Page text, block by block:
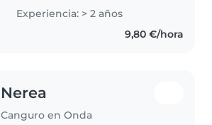
edad preescolar y escolar. Me
encanta dibujar, hacer
manualidades, música y jugar
Experiencia: > 2 años
9,80 €/hora
Nerea
Canguro en Onda